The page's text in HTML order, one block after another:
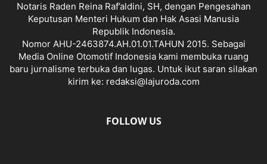
Notaris Raden Reina Raf’aldini, SH, dengan Pengesahan
Keputusan Menteri Hukum dan Hak Asasi Manusia
Republik Indonesia.
Nomor AHU-2463874.AH.01.01.TAHUN 2015. Sebagai
Media Online Otomotif Indonesia kami membuka ruang
baru jurnalisme terbuka dan lugas. Untuk ikut saran silakan
kirim ke: redaksi@lajuroda.com
FOLLOW US